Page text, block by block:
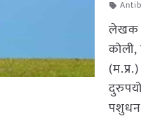
लेखक
पशुधन